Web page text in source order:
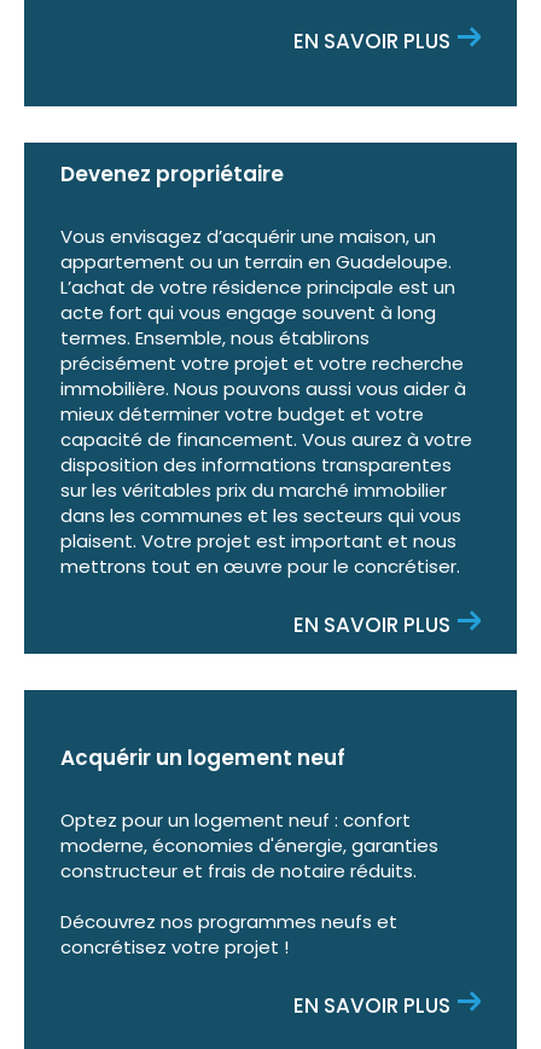
Baie-Mahault et en Guadeloupe. Nous
commerciaux, entrepôts, terrains et autres
biens destinés aux entreprises.
Que vous soyez entrepreneur, commerçant,
aide à trouver la solution immobilière adaptée
au développement de votre activité.
A+ Caraïbe met son expertise et sa proximité
au service de tous vos projets immobiliers à
Baie-Mahault et dans l'ensemble de la
Guadeloupe.
EN SAVOIR PLUS
Devenez propriétaire
Vous envisagez d’acquérir une maison, un
appartement ou un terrain en Guadeloupe.
L’achat de votre résidence principale est un
acte fort qui vous engage souvent à long
termes. Ensemble, nous établirons
précisément votre projet et votre recherche
immobilière. Nous pouvons aussi vous aider à
mieux déterminer votre budget et votre
capacité de financement. Vous aurez à votre
disposition des informations transparentes
sur les véritables prix du marché immobilier
dans les communes et les secteurs qui vous
plaisent. Votre projet est important et nous
mettrons tout en œuvre pour le concrétiser.
EN SAVOIR PLUS
Acquérir un logement neuf
Optez pour un logement neuf : confort
moderne, économies d'énergie, garanties
constructeur et frais de notaire réduits.
Découvrez nos programmes neufs et
concrétisez votre projet !
EN SAVOIR PLUS